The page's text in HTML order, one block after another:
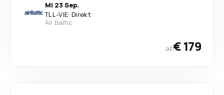
Mi 23 Sep.
TLL-VIE· Direkt
Air Baltic
ab€ 179